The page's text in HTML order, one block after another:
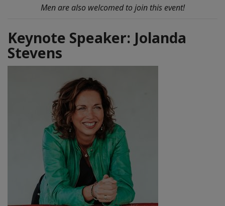
Men are also welcomed to join this event!
Keynote Speaker: Jolanda
Stevens